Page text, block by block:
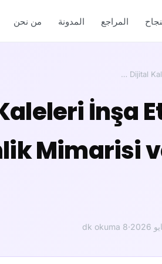
المراجع المدونة من نحن
Dijital
İnşa
Mimarisi
·
8 dk okuma